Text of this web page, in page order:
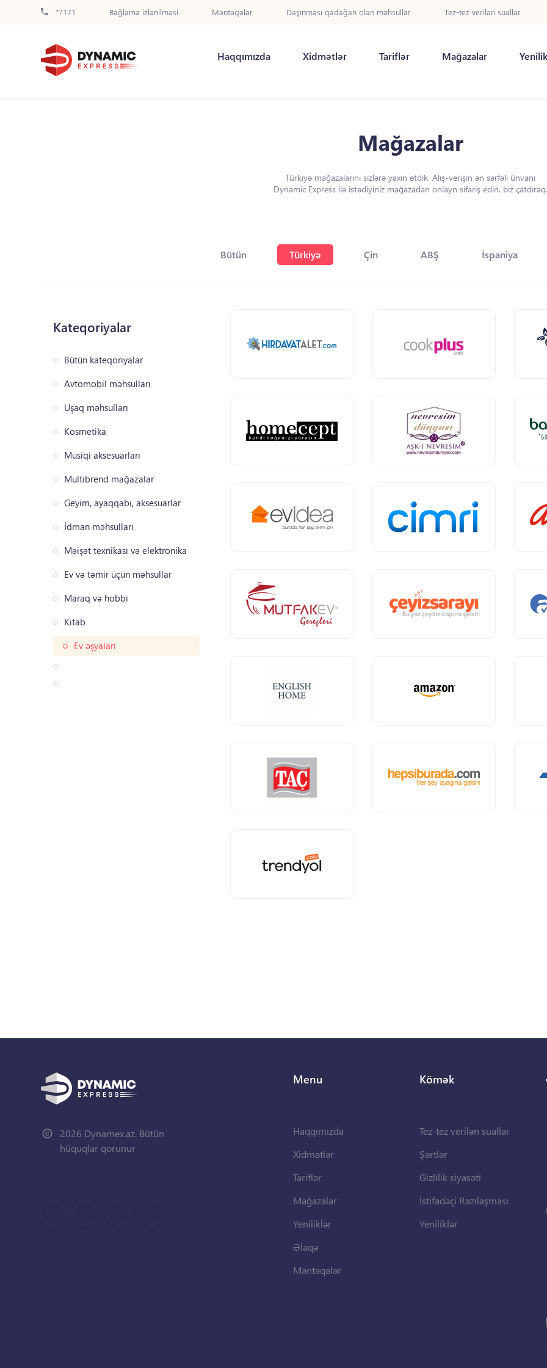
*7171 Bağlama izlənilməsi Məntəqələr Daşınması qadağan olan məhsullar Tez-tez verilən suallar
Haqqımızda Xidmətlər Tariflər Mağazalar
Mağazalar
Türkiyə mağazalarını sizlərə yaxın etdik. Alış-verişin ən sərfəli ünvanı
Dynamic Express ilə istədiyiniz mağazadan onlayn sifariş edin, biz çatdıraq.
Bütün Türkiyə Çin ABŞ İspaniya
Kateqoriyalar
Bütün kateqoriyalar
Avtomobil məhsulları
Uşaq məhsulları
Kosmetika
Musiqi aksesuarları
Multibrend mağazalar
Geyim, ayaqqabı, aksesuarlar
İdman məhsulları
Məişət texnikası və elektronika
Ev və təmir üçün məhsullar
Maraq və hobbi
Kitab
Ev əşyaları
2026 Dynamex.az. Bütün
hüquqlar qorunur
Menu
Haqqımızda
Xidmətlər
Tariflər
Mağazalar
Yeniliklər
Əlaqə
Məntəqələr
Kömək
Tez-tez verilən suallar
Şərtlər
Gizlilik siyasəti
İstifadəçi Razılaşması
Yeniliklər